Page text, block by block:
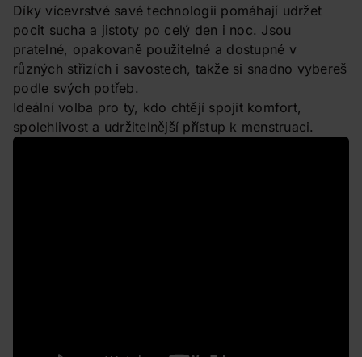
Díky vícevrstvé savé technologii pomáhají udržet
pocit sucha a jistoty po celý den i noc. Jsou
pratelné, opakovaně použitelné a dostupné v
různých střizích i savostech, takže si snadno vybereš
podle svých potřeb.
Ideální volba pro ty, kdo chtějí spojit komfort,
spolehlivost a udržitelnější přístup k menstruaci.